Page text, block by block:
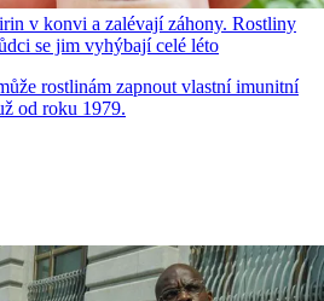
v konvi a zalévají záhony. Rostliny
se jim vyhýbají celé léto
rostlinám zapnout vlastní imunitní
od roku 1979.